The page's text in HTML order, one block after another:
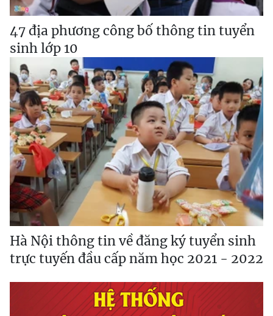
47 địa phương công bố thông tin tuyển
sinh lớp 10
Hà Nội thông tin về đăng ký tuyển sinh
trực tuyến đầu cấp năm học 2021 - 2022